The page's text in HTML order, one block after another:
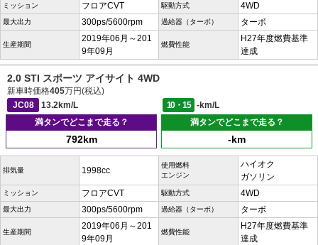
ミッション フロアCVT 駆動方式 4WD
最大出力 300ps/5600rpm 過給器（ターボ） ターボ
生産期間
2019年06月～201
9年09月
燃費性能
H27年度燃費基準
達成
2.0 STI スポーツ アイサイト 4WD
新車時価格405万円(税込)
JC08
13.2km/L 10・15
-km/L
満タンでどこまで走る？
792km
満タンでどこまで走る？
-km
排気量 1998cc
使用燃料
エンジン
ハイオク
ガソリン
ミッション フロアCVT 駆動方式 4WD
最大出力 300ps/5600rpm 過給器（ターボ） ターボ
生産期間
2019年06月～201
9年09月
燃費性能
H27年度燃費基準
達成